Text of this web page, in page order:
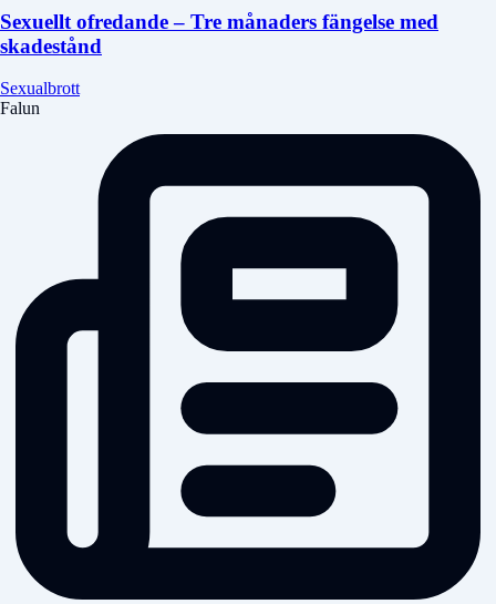
Sexuellt ofredande – Tre månaders fängelse med
skadestånd
Sexualbrott
Falun